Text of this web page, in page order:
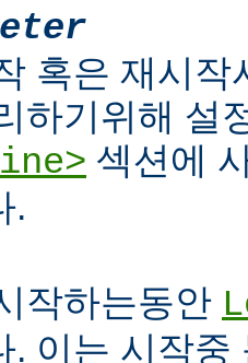
혹은 재시작
하기위해 설
섹션에
.
작하는동안
. 이는 시작중